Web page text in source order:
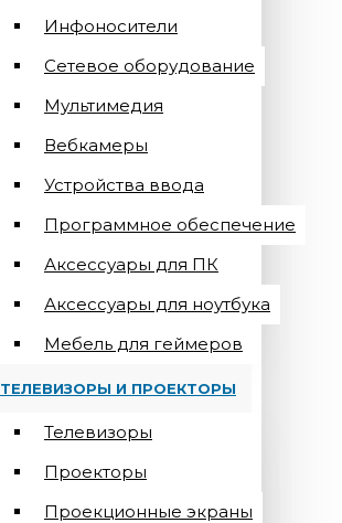
Инфоносители
Сетевое оборудование
Мультимедия
Вебкамеры
Устройства ввода
Программное обеспечение
Аксессуары для ПК
Аксессуары для ноутбука
Мебель для геймеров
ТЕЛЕВИЗОРЫ И ПРОЕКТОРЫ
Телевизоры
Проекторы
Проекционные экраны